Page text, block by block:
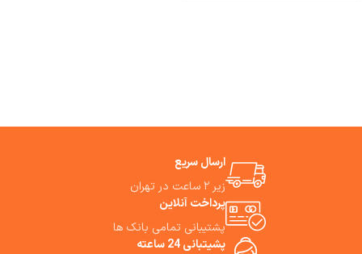
ارسال سریع
زیر ۲ ساعت در تهران
پرداخت آنلاین
پشتیبانی تمامی بانک ها
پشیتبانی 24 ساعته